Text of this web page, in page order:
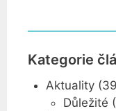
Kategorie
Aktuality
Důležité